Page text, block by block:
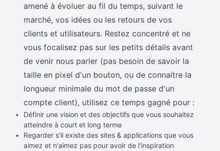
amené à évoluer au fil du temps, suivant le
marché, vos idées ou les retours de vos
clients et utilisateurs. Restez concentré et ne
vous focalisez pas sur les petits détails avant
de venir nous parler (pas besoin de savoir la
taille en pixel d'un bouton, ou de connaitre la
longueur minimale du mot de passe d'un
compte client), utilisez ce temps gagné pour :
Définir une vision et des objectifs que vous souhaitez
atteindre à court et long terme
Regarder s'il existe des sites & applications que vous
aimez et n'aimez pas pour avoir de l'inspiration